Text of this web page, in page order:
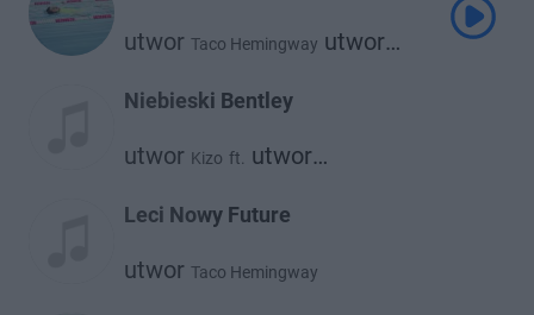
utwor Taco Hemingway utwor
Niebieski Bentley
utwor Kizo ft. utwor
Leci Nowy Future
utwor Taco Hemingway